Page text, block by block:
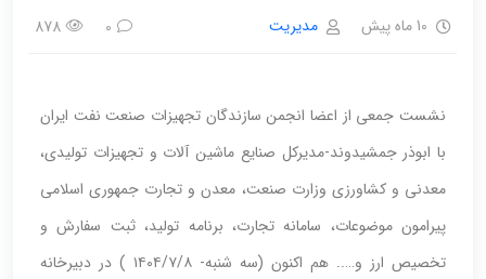
10 ماه پیش مدیریت 0
878
نشست جمعی از اعضا انجمن سازندگان تجهیزات صنعت نفت ایران
با ابوذر جمشیدوند-مدیرکل صنایع ماشین آلات و تجهیزات تولیدی،
معدنی و کشاورزی وزارت صنعت، معدن و تجارت جمهوری اسلامی
پیرامون موضوعات، سامانه تجارت، برنامه تولید، ثبت سفارش و
تخصیص ارز و….. هم اکنون (سه شنبه- ۱۴۰۴/۷/۸ ) در دبیرخانه